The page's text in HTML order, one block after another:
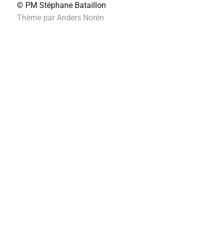
© PM Stéphane Bataillon
Thème par Anders Norén